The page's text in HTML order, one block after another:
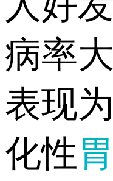
病率
表现
化性